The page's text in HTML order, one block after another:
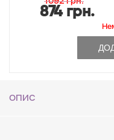
проникають у глибокі
ефект омолодження та
комплексу допоможе
шкіри, захищаючи її від
874 грн.
ОПИС